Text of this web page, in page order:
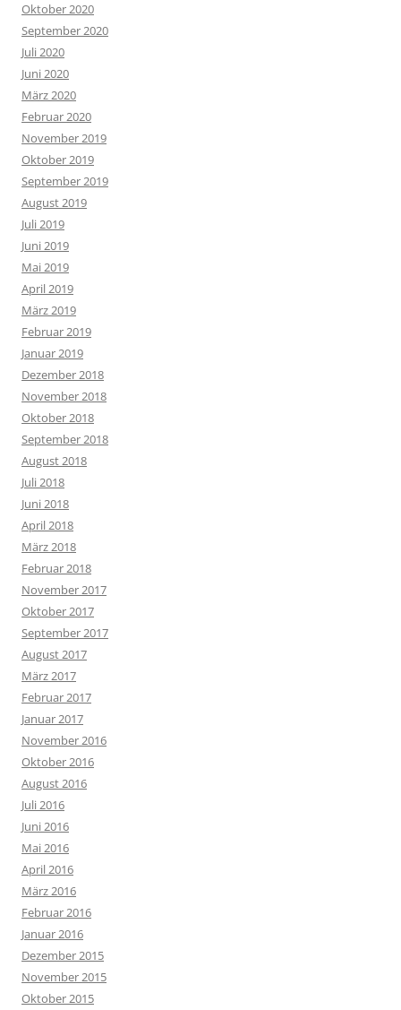
Oktober 2020
September 2020
Juli 2020
Juni 2020
März 2020
Februar 2020
November 2019
Oktober 2019
September 2019
August 2019
Juli 2019
Juni 2019
Mai 2019
April 2019
März 2019
Februar 2019
Januar 2019
Dezember 2018
November 2018
Oktober 2018
September 2018
August 2018
Juli 2018
Juni 2018
April 2018
März 2018
Februar 2018
November 2017
Oktober 2017
September 2017
August 2017
März 2017
Februar 2017
Januar 2017
November 2016
Oktober 2016
August 2016
Juli 2016
Juni 2016
Mai 2016
April 2016
März 2016
Februar 2016
Januar 2016
Dezember 2015
November 2015
Oktober 2015